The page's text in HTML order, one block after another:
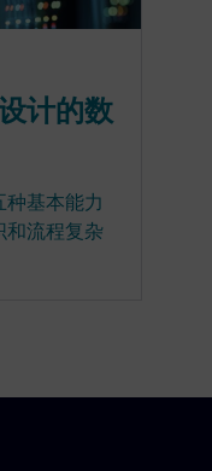
计的数
基本能力
和流程复杂